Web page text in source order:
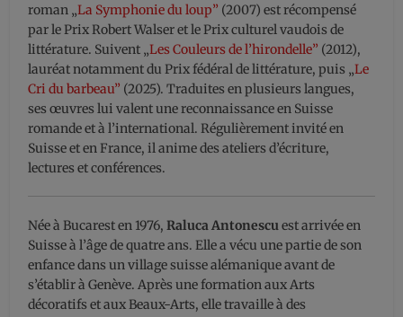
roman „La Symphonie du loup” (2007) est récompensé
par le Prix Robert Walser et le Prix culturel vaudois de
littérature. Suivent „Les Couleurs de l’hirondelle” (2012),
lauréat notamment du Prix fédéral de littérature, puis „Le
Cri du barbeau” (2025). Traduites en plusieurs langues,
ses œuvres lui valent une reconnaissance en Suisse
romande et à l’international. Régulièrement invité en
Suisse et en France, il anime des ateliers d’écriture,
lectures et conférences.
Née à Bucarest en 1976,Raluca Antonescuest arrivée en
Suisse à l’âge de quatre ans. Elle a vécu une partie de son
enfance dans un village suisse alémanique avant de
s’établir à Genève. Après une formation aux Arts
décoratifs et aux Beaux-Arts, elle travaille à des